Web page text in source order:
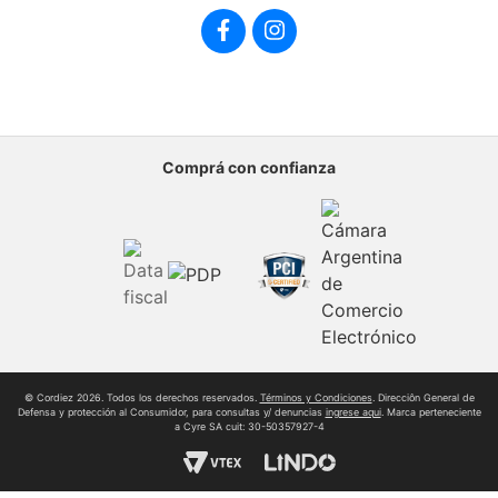
Comprá con confianza
© Cordiez 2026. Todos los derechos reservados. Términos y Condiciones. Direcciôn General de
Defensa y protección al Consumidor, para consultas y/ denuncias ingrese aqui. Marca perteneciente
a Cyre SA cuit: 30-50357927-4